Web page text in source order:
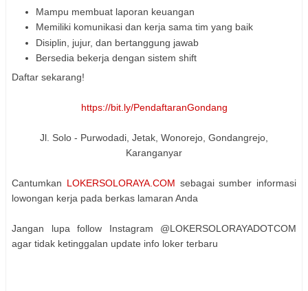
Mampu membuat laporan keuangan
Memiliki komunikasi dan kerja sama tim yang baik
Disiplin, jujur, dan bertanggung jawab
Bersedia bekerja dengan sistem shift
Daftar sekarang!
https://bit.ly/PendaftaranGondang
Jl. Solo - Purwodadi, Jetak, Wonorejo, Gondangrejo,
Karanganyar
Cantumkan LOKERSOLORAYA.COM sebagai sumber informasi
lowongan kerja pada berkas lamaran Anda
Jangan lupa follow Instagram @LOKERSOLORAYADOTCOM
agar tidak ketinggalan update info loker terbaru